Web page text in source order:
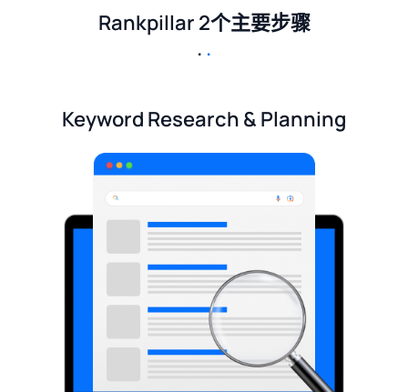
Rankpillar 2个主要步骤
. .
Keyword Research & Planning